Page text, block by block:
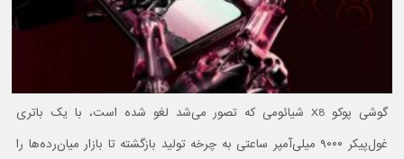
گوشی پوکو X8 شیائومی که تصور می‌شد لغو شده است، با یک باتری
غول‌پیکر ۹۰۰۰ میلی‌آمپر ساعتی به چرخه تولید بازگشته تا بازار میان‌رده‌ها را